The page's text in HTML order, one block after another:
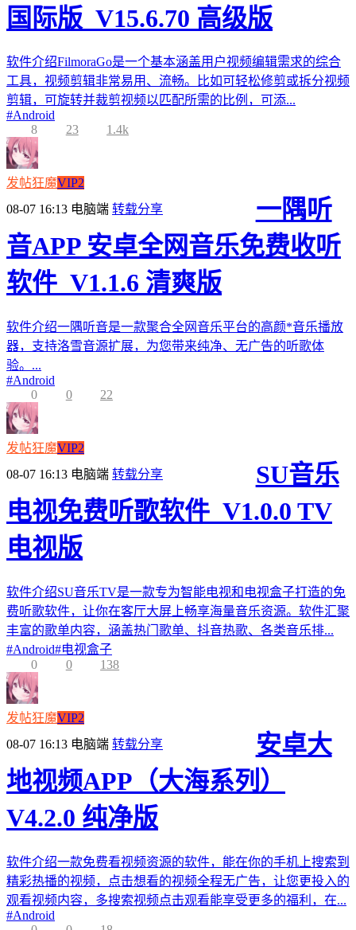
国际版_V15.6.70 高级版
软件介绍FilmoraGo是一个基本涵盖用户视频编辑需求的综合
工具，视频剪辑非常易用、流畅。比如可轻松修剪或拆分视频
剪辑，可旋转并裁剪视频以匹配所需的比例，可添...
#Android
8
23 1.4k
发帖狂魔VIP2
08-07 16:13 电脑端 转载分享
一隅听
音APP 安卓全网音乐免费收听
软件_V1.1.6 清爽版
软件介绍一隅听音是一款聚合全网音乐平台的高颜*音乐播放
器，支持洛雪音源扩展，为您带来纯净、无广告的听歌体
验。...
#Android
0
0 22
发帖狂魔VIP2
08-07 16:13 电脑端 转载分享
SU音乐
电视免费听歌软件_V1.0.0 TV
电视版
软件介绍SU音乐TV是一款专为智能电视和电视盒子打造的免
费听歌软件，让你在客厅大屏上畅享海量音乐资源。软件汇聚
丰富的歌单内容，涵盖热门歌单、抖音热歌、各类音乐排...
#Android#电视盒子
0
0 138
发帖狂魔VIP2
08-07 16:13 电脑端 转载分享
安卓大
地视频APP（大海系列）
V4.2.0 纯净版
软件介绍一款免费看视频资源的软件，能在你的手机上搜索到
精彩热播的视频，点击想看的视频全程无广告，让您更投入的
观看视频内容，多搜索视频点击观看能享受更多的福利，在...
#Android